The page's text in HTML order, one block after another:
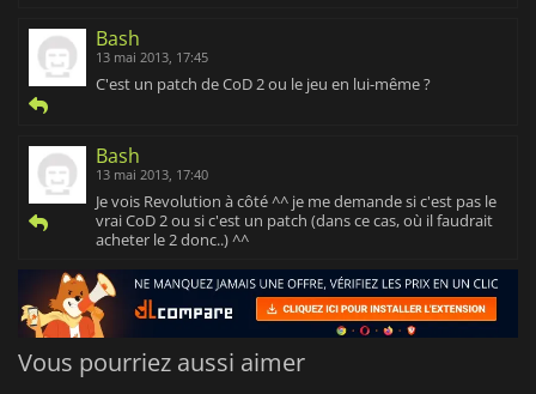
Bash
13 mai 2013, 17:45
C'est un patch de CoD 2 ou le jeu en lui-même ?
Bash
13 mai 2013, 17:40
Je vois Revolution à côté ^^ je me demande si c'est pas le
vrai CoD 2 ou si c'est un patch (dans ce cas, où il faudrait
acheter le 2 donc..) ^^
Vous pourriez aussi aimer